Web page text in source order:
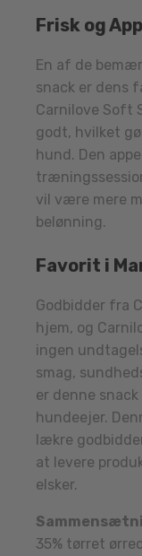
Frisk og
En af de
snack er dens
Carnilove Soft
godt, hvilket
hund. Den
vil være mere
belønning.
Favorit i
Godbidder fra
hjem, og
ingen
smag,
er denne
hundeejer.
lækre
at levere
elsker.
35% tørret